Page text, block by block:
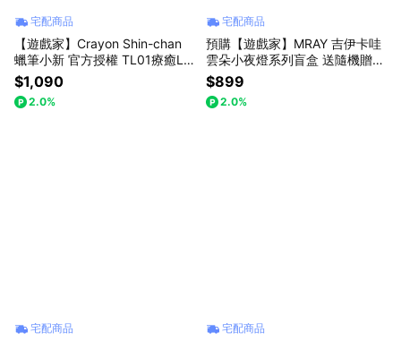
宅配商品
【遊戲家】Crayon Shin-chan
蠟筆小新 官方授權 TL01療癒LE
D拍拍燈-小白裝
$1,090
2.0%
宅配商品
預購【遊戲家】MRAY 吉伊卡哇
雲朵小夜燈系列盲盒 送隨機贈品
G2
$899
2.0%
宅配商品 宅配商品